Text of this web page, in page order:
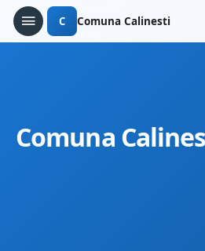
C Comuna Calinesti
Comuna